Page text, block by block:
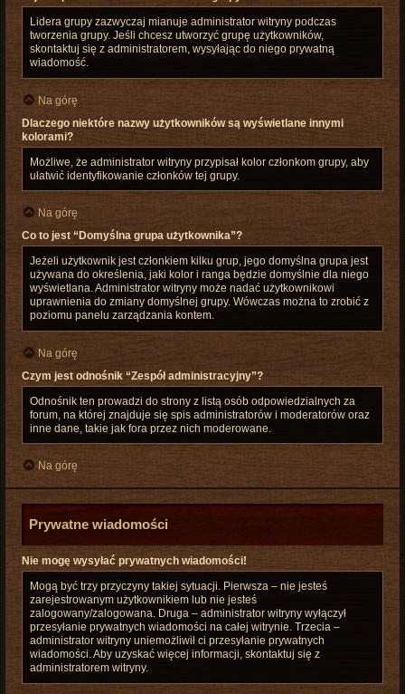
Lidera grupy zazwyczaj mianuje administrator witryny podczas
tworzenia grupy. Jeśli chcesz utworzyć grupę użytkowników,
skontaktuj się z administratorem, wysyłając do niego prywatną
wiadomość.
Na górę
Dlaczego niektóre nazwy użytkowników są wyświetlane innymi
kolorami?
Możliwe, że administrator witryny przypisał kolor członkom grupy, aby
ułatwić identyfikowanie członków tej grupy.
Na górę
Co to jest “Domyślna grupa użytkownika”?
Jeżeli użytkownik jest członkiem kilku grup, jego domyślna grupa jest
używana do określenia, jaki kolor i ranga będzie domyślnie dla niego
wyświetlana. Administrator witryny może nadać użytkownikowi
uprawnienia do zmiany domyślnej grupy. Wówczas można to zrobić z
poziomu panelu zarządzania kontem.
Na górę
Czym jest odnośnik “Zespół administracyjny”?
Odnośnik ten prowadzi do strony z listą osób odpowiedzialnych za
forum, na której znajduje się spis administratorów i moderatorów oraz
inne dane, takie jak fora przez nich moderowane.
Na górę
Prywatne wiadomości
Nie mogę wysyłać prywatnych wiadomości!
Mogą być trzy przyczyny takiej sytuacji. Pierwsza – nie jesteś
zarejestrowanym użytkownikiem lub nie jesteś
zalogowany/zalogowana. Druga – administrator witryny wyłączył
przesyłanie prywatnych wiadomości na całej witrynie. Trzecia –
administrator witryny uniemożliwił ci przesyłanie prywatnych
wiadomości. Aby uzyskać więcej informacji, skontaktuj się z
administratorem witryny.